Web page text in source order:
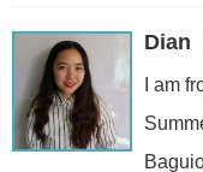
Dian
I am